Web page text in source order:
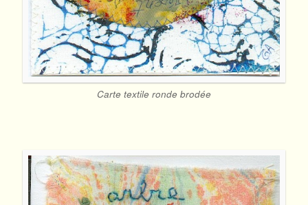
Carte textile ronde brodée